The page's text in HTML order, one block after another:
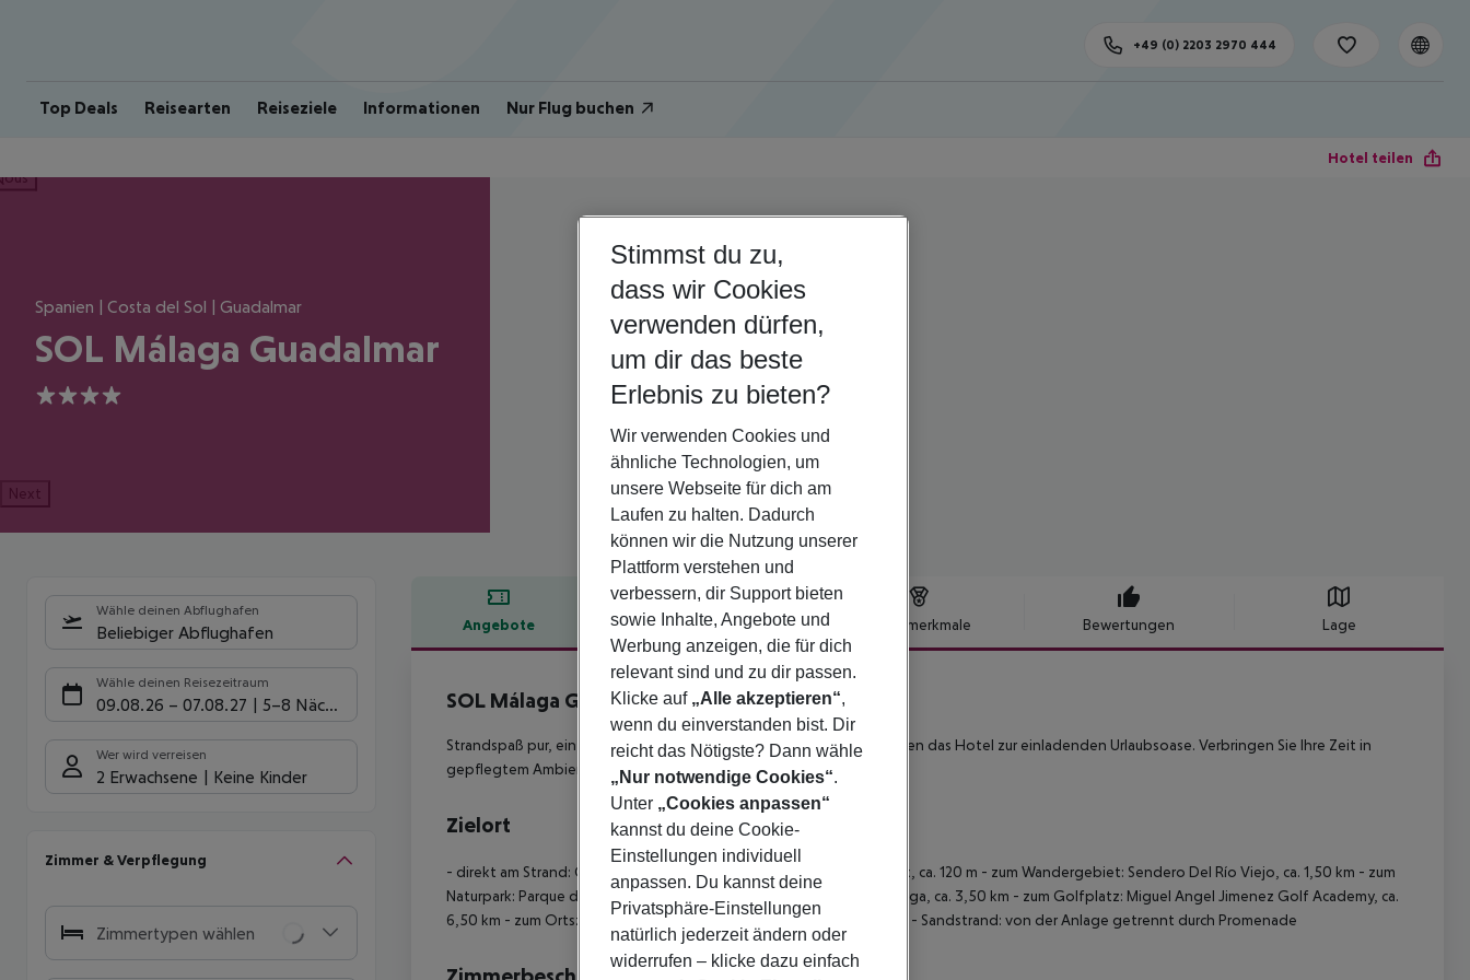
Top Deals Reisearten Reiseziele Informationen Nur Flug buchen
+49 (0) 2203 2970 444
Hotel teilen
Spanien | Costa del Sol | Guadalmar
SOL Málaga Guadalmar
4
Next
Wähle deinen Abflughafen
Beliebiger Abflughafen
Wähle deinen Reisezeitraum
09.08.26 – 07.08.27 5-8 Nächte
Wer wird verreisen
2 Erwachsene Keine Kinder
Zimmer & Verpflegung
Zimmertypen wählen
Angebote Hotelbeschreibung Hotelmerkmale Bewertungen Lage
Hotelbeschreibung
SOL Málaga Guadalmar
4
Strandspaß pur, ein großer Poolbereich und die Nähe zur Stadt machen das Hotel zur einladenden Urlaubsoase. Verbringen Sie Ihre Zeit in
gepflegtem Ambiente und genießen den traumhaften Meerblick.
Zielort
- direkt am Strand: Guadalmar - zum ÖPNV: Bushaltestelle Moby-Dick, ca. 120 m - zum Wandergebiet: Sendero Del Río Viejo, ca. 1,50 km - zum
Naturpark: Parque del Guadalhorce, ca. 1,70 km - zum Flughafen: Málaga, ca. 3,50 km - zum Golfplatz: Miguel Angel Jimenez Golf Academy, ca.
6,50 km - zum Ortszentrum: Málaga, ca. 7 km - zum Bahnhof: ca. 7 km - Sandstrand: von der Anlage getrennt durch Promenade
Stimmst du zu,
dass wir Cookies
verwenden dürfen,
um dir das beste
Erlebnis zu bieten?
Wir verwenden Cookies und
ähnliche Technologien, um
unsere Webseite für dich am
Laufen zu halten. Dadurch
können wir die Nutzung unserer
Plattform verstehen und
verbessern, dir Support bieten
sowie Inhalte, Angebote und
Werbung anzeigen, die für dich
relevant sind und zu dir passen.
Klicke auf „Alle akzeptieren“,
wenn du einverstanden bist. Dir
reicht das Nötigste? Dann wähle
„Nur notwendige Cookies“.
Unter „Cookies anpassen“
kannst du deine Cookie-
Einstellungen individuell
anpassen. Du kannst deine
Privatsphäre-Einstellungen
natürlich jederzeit ändern oder
widerrufen – klicke dazu einfach